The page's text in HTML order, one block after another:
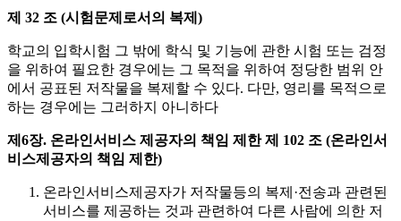
제 32 조 (시험문제로서의 복제)
학교의 입학시험 그 밖에 학식 및 기능에 관한 시험 또는 검정
을 위하여 필요한 경우에는 그 목적을 위하여 정당한 범위 안
에서 공표된 저작물을 복제할 수 있다. 다만, 영리를 목적으로
하는 경우에는 그러하지 아니하다
제6장. 온라인서비스 제공자의 책임 제한 제 102 조 (온라인서
비스제공자의 책임 제한)
온라인서비스제공자가 저작물등의 복제·전송과 관련된
서비스를 제공하는 것과 관련하여 다른 사람에 의한 저